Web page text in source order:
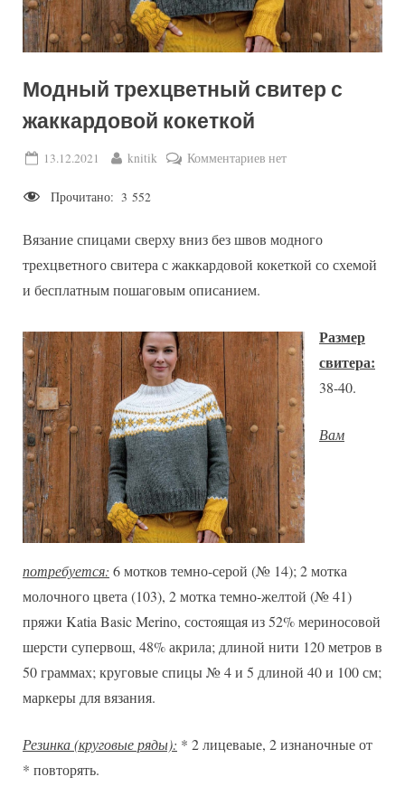
Модный трехцветный свитер с
жаккардовой кокеткой
Posted
13.12.2021 By
knitik Комментариевк
свитер
с
нет
Прочитано: 3 552
Вязание спицами сверху вниз без швов модного
трехцветного свитера с жаккардовой кокеткой со схемой
и бесплатным пошаговым описанием.
Размер
свитера:
38-40.
Вам
потребуется: 6 мотков темно-серой (№ 14); 2 мотка
молочного цвета (103), 2 мотка темно-желтой (№ 41)
пряжи Katia Basic Merino, состоящая из 52% мериносовой
шерсти супервош, 48% акрила; длиной нити 120 метров в
50 граммах; круговые спицы № 4 и 5 длиной 40 и 100 см;
маркеры для вязания.
Резинка (круговые ряды): * 2 лицеваые, 2 изнаночные от
* повторять.